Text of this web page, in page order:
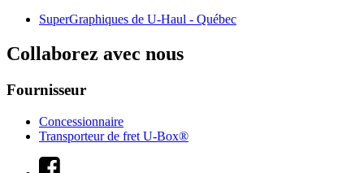
SuperGraphiques de U-Haul - Québec
Collaborez avec nous
Fournisseur
Concessionnaire
Transporteur de fret U-Box®